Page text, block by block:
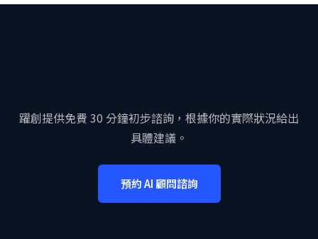
躍創提供免費 30 分鐘初步諮詢，根據你的實際狀況給出
具體建議。
預約 AI 顧問諮詢